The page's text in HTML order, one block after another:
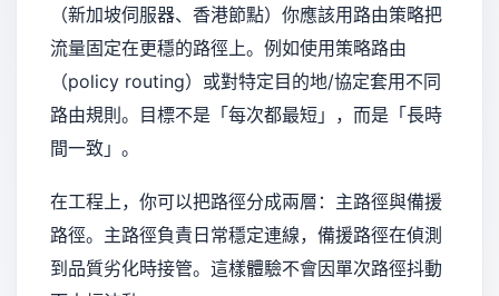
（新加坡伺服器、香港節點）你應該用路由策略把
流量固定在更穩的路徑上。例如使用策略路由
（policy routing）或對特定目的地/協定套用不同
路由規則。目標不是「每次都最短」，而是「長時
間一致」。
在工程上，你可以把路徑分成兩層：主路徑與備援
路徑。主路徑負責日常穩定連線，備援路徑在偵測
到品質劣化時接管。這樣體驗不會因單次路徑抖動